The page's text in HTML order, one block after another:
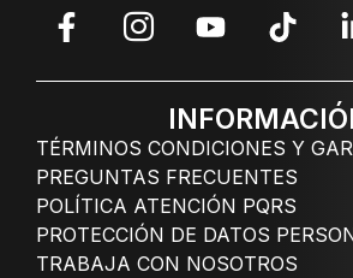
TÉRMINOS CONDICIONES Y
PREGUNTAS FRECUENTES
POLÍTICA ATENCIÓN PQRS
PROTECCIÓN DE DATOS
TRABAJA CON NOSOTROS